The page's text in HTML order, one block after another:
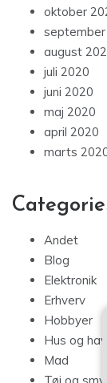
oktober
august
juli 2020
juni 2020
maj 2020
april 2020
marts
Andet
Blog
Elektronik
Erhverv
Hobbyer
Hus og have
Mad